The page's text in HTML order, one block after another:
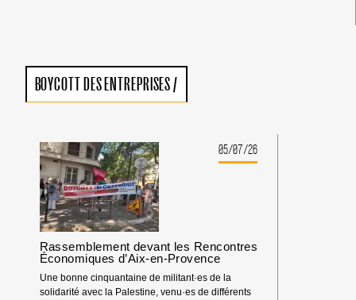
BOYCOTT DES ENTREPRISES/
05/07/26
Rassemblement devant les Rencontres
Économiques d’Aix-en-Provence
Une bonne cinquantaine de militant·es de la
solidarité avec la Palestine, venu·es de différents